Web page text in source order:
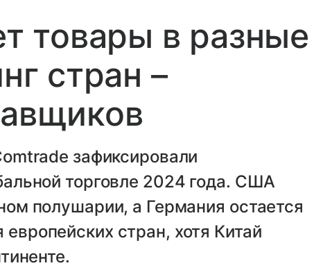
товары в разные
стран –
зафиксировали
торговле 2024 года. США
полушарии, а Германия остается
стран, хотя Китай